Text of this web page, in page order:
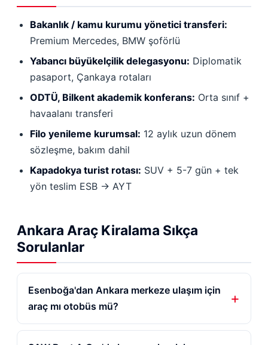
Bakanlık / kamu kurumu yönetici transferi:
Premium Mercedes, BMW şoförlü
Yabancı büyükelçilik delegasyonu: Diplomatik
pasaport, Çankaya rotaları
ODTÜ, Bilkent akademik konferans: Orta sınıf +
havaalanı transferi
Filo yenileme kurumsal: 12 aylık uzun dönem
sözleşme, bakım dahil
Kapadokya turist rotası: SUV + 5-7 gün + tek
yön teslim ESB → AYT
Ankara Araç Kiralama Sıkça
Sorulanlar
Esenboğa'dan Ankara merkeze ulaşım için
araç mı otobüs mü?